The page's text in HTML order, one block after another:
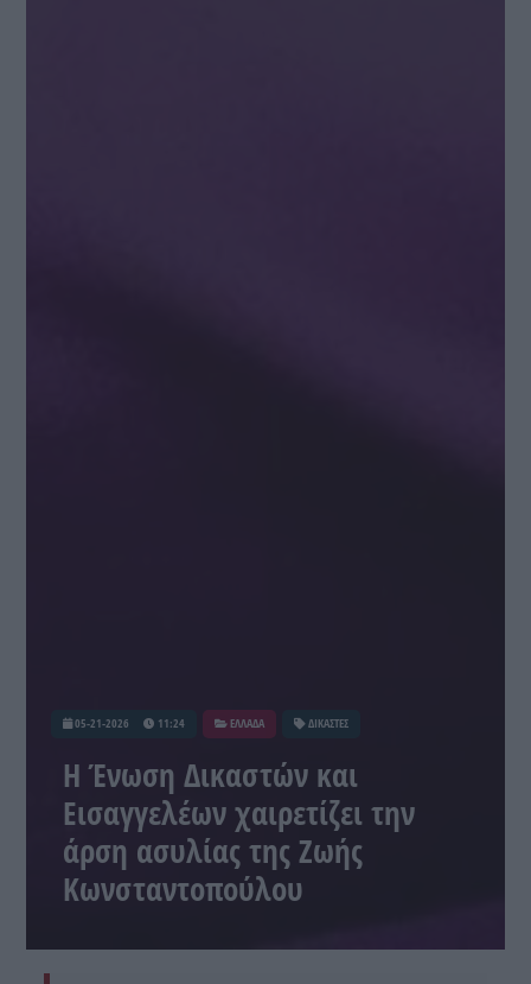
05-21-2026 11:24 ΕΛΛΑΔΑ ΔΙΚΑΣΤΕΣ
Η Ένωση Δικαστών και
Εισαγγελέων χαιρετίζει την
άρση ασυλίας της Ζωής
Κωνσταντοπούλου